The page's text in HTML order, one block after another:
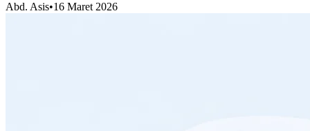
Abd. Asis•16 Maret 2026